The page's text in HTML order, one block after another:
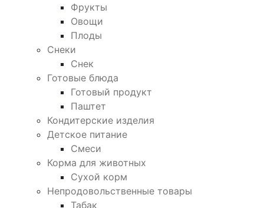
Фрукты
Овощи
Плоды
Снеки
Снек
Готовые блюда
Готовый продукт
Паштет
Кондитерские изделия
Детское питание
Смеси
Корма для животных
Сухой корм
Непродовольственные товары
Табак